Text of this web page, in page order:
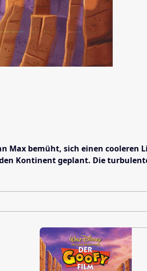
bemüht, sich einen
Kontinent geplant. Die